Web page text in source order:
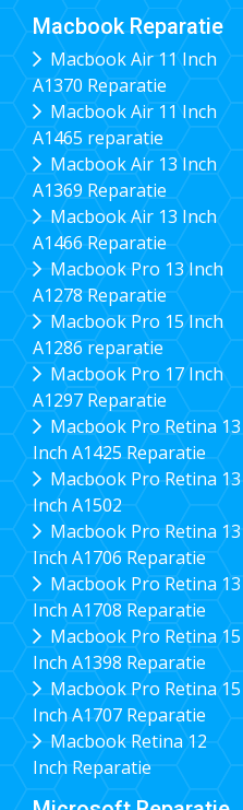
Macbook Reparatie
Macbook Air 11 Inch
A1370 Reparatie
Macbook Air 11 Inch
A1465 reparatie
Macbook Air 13 Inch
A1369 Reparatie
Macbook Air 13 Inch
A1466 Reparatie
Macbook Pro 13 Inch
A1278 Reparatie
Macbook Pro 15 Inch
A1286 reparatie
Macbook Pro 17 Inch
A1297 Reparatie
Macbook Pro Retina 13
Inch A1425 Reparatie
Macbook Pro Retina 13
Inch A1502
Macbook Pro Retina 13
Inch A1706 Reparatie
Macbook Pro Retina 13
Inch A1708 Reparatie
Macbook Pro Retina 15
Inch A1398 Reparatie
Macbook Pro Retina 15
Inch A1707 Reparatie
Macbook Retina 12
Inch Reparatie